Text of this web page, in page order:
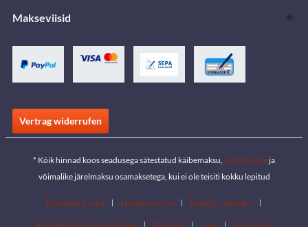
Makseviisid
Vertrag widerrufen
* Kõik hinnad koos seadusega sätestatud käibemaksu, saatekulude ja
võimalike järelmaksu osamaksetega, kui ei ole teisiti kokku lepitud
Download area Händlersuche
Händler werden